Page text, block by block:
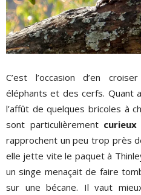
C’est l’occasion d’en
éléphants et des cerfs. Quant
l’affût de quelques bricoles à
sont particulièrement
rapprochent un peu trop près
elle jette vite le paquet à
un singe menaçait de faire
sur une bécane. Il vaut